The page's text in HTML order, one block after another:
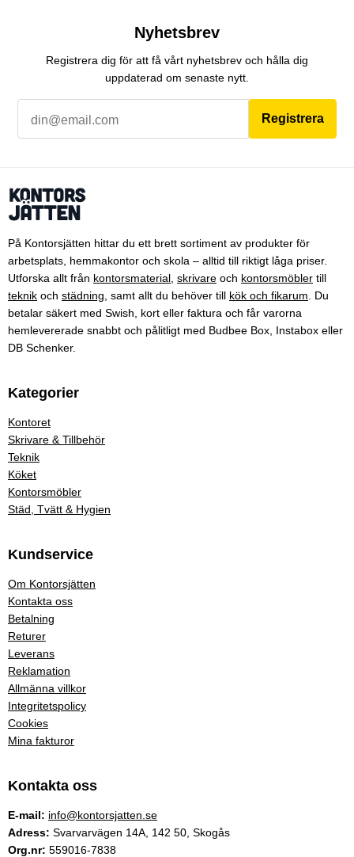
Nyhetsbrev
Registrera dig för att få vårt nyhetsbrev och hålla dig
uppdaterad om senaste nytt.
Registrera
På Kontorsjätten hittar du ett brett sortiment av produkter för
arbetsplats, hemmakontor och skola – alltid till riktigt låga priser.
Utforska allt från kontorsmaterial skrivare och kontorsmöbler till
teknik och städning , samt allt du behöver till kök och fikarum . Du
betalar säkert med Swish, kort eller faktura och får varorna
hemlevererade snabbt och pålitligt med Budbee Box, Instabox eller
DB Schenker.
Kategorier
Kontoret
Skrivare & Tillbehör
Teknik
Köket
Kontorsmöbler
Städ, Tvätt & Hygien
Kundservice
Om Kontorsjätten
Kontakta oss
Betalning
Returer
Leverans
Reklamation
Allmänna villkor
Integritetspolicy
Cookies
Mina fakturor
Kontakta oss
E-mail: info@kontorsjatten.se
Adress: Svarvarvägen 14A, 142 50, Skogås
Org.nr: 559016-7838